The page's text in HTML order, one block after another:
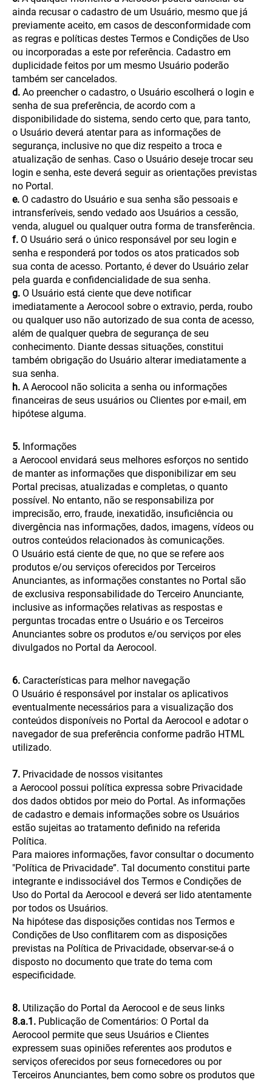
ainda recusar o cadastro de um Usuário, mesmo que já
previamente aceito, em casos de desconformidade com
as regras e políticas destes Termos e Condições de Uso
ou incorporadas a este por referência. Cadastro em
duplicidade feitos por um mesmo Usuário poderão
também ser cancelados.
d. Ao preencher o cadastro, o Usuário escolherá o login e
senha de sua preferência, de acordo com a
disponibilidade do sistema, sendo certo que, para tanto,
o Usuário deverá atentar para as informações de
segurança, inclusive no que diz respeito a troca e
atualização de senhas. Caso o Usuário deseje trocar seu
login e senha, este deverá seguir as orientações previstas
no Portal.
e. O cadastro do Usuário e sua senha são pessoais e
intransferíveis, sendo vedado aos Usuários a cessão,
venda, aluguel ou qualquer outra forma de transferência.
f. O Usuário será o único responsável por seu login e
senha e responderá por todos os atos praticados sob
sua conta de acesso. Portanto, é dever do Usuário zelar
pela guarda e confidencialidade de sua senha.
g. O Usuário está ciente que deve notificar
imediatamente a Aerocool sobre o extravio, perda, roubo
ou qualquer uso não autorizado de sua conta de acesso,
além de qualquer quebra de segurança de seu
conhecimento. Diante dessas situações, constitui
também obrigação do Usuário alterar imediatamente a
sua senha.
h. A Aerocool não solicita a senha ou informações
financeiras de seus usuários ou Clientes por e-mail, em
hipótese alguma.
5. Informações
a Aerocool envidará seus melhores esforços no sentido
de manter as informações que disponibilizar em seu
Portal precisas, atualizadas e completas, o quanto
possível. No entanto, não se responsabiliza por
imprecisão, erro, fraude, inexatidão, insuficiência ou
divergência nas informações, dados, imagens, vídeos ou
outros conteúdos relacionados às comunicações.
O Usuário está ciente de que, no que se refere aos
produtos e/ou serviços oferecidos por Terceiros
Anunciantes, as informações constantes no Portal são
de exclusiva responsabilidade do Terceiro Anunciante,
inclusive as informações relativas as respostas e
perguntas trocadas entre o Usuário e os Terceiros
Anunciantes sobre os produtos e/ou serviços por eles
divulgados no Portal da Aerocool.
6. Características para melhor navegação
O Usuário é responsável por instalar os aplicativos
eventualmente necessários para a visualização dos
conteúdos disponíveis no Portal da Aerocool e adotar o
navegador de sua preferência conforme padrão HTML
utilizado.
7. Privacidade de nossos visitantes
a Aerocool possui política expressa sobre Privacidade
dos dados obtidos por meio do Portal. As informações
de cadastro e demais informações sobre os Usuários
estão sujeitas ao tratamento definido na referida
Política.
Para maiores informações, favor consultar o documento
"Política de Privacidade”. Tal documento constitui parte
integrante e indissociável dos Termos e Condições de
Uso do Portal da Aerocool e deverá ser lido atentamente
por todos os Usuários.
Na hipótese das disposições contidas nos Termos e
Condições de Uso conflitarem com as disposições
previstas na Política de Privacidade, observar-se-á o
disposto no documento que trate do tema com
especificidade.
8. Utilização do Portal da Aerocool e de seus links
8.a.1. Publicação de Comentários: O Portal da
Aerocool permite que seus Usuários e Clientes
expressem suas opiniões referentes aos produtos e
serviços oferecidos por seus fornecedores ou por
Terceiros Anunciantes, bem como sobre os produtos que